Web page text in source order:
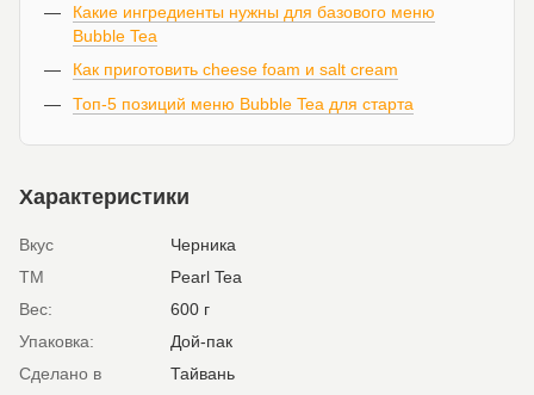
Какие ингредиенты нужны для базового меню
Bubble Tea
Как приготовить cheese foam и salt cream
Топ-5 позиций меню Bubble Tea для старта
Характеристики
Вкус
Черника
ТМ
Pearl Tea
Вес:
600 г
Упаковка:
Дой-пак
Сделано в
Тайвань